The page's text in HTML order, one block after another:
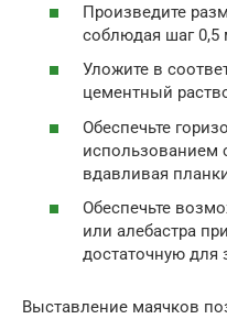
Произведите
соблюдая шаг 0,5
Уложите в
цементный
Обеспечьте
использованием
вдавливая
Обеспечьте
или алебастра
достаточную для
Выставление маячков